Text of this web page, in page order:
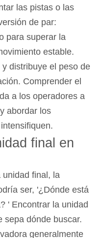
las pistas o las
de par:
para superar la
estable.
distribuye el peso de
Comprender el
a los operadores a
abordar los
final en
unidad final, la
ser, '¿Dónde está
' Encontrar la unidad
sepa dónde buscar.
generalmente